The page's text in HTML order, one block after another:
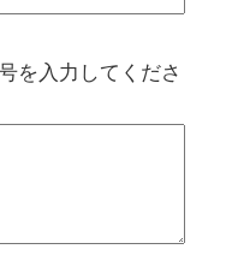
を入力してくださ